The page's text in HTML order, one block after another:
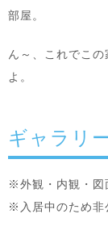
部屋。
ん～、これでこ
よ。
ギャラリ
※外観・内観・図
※入居中のため非